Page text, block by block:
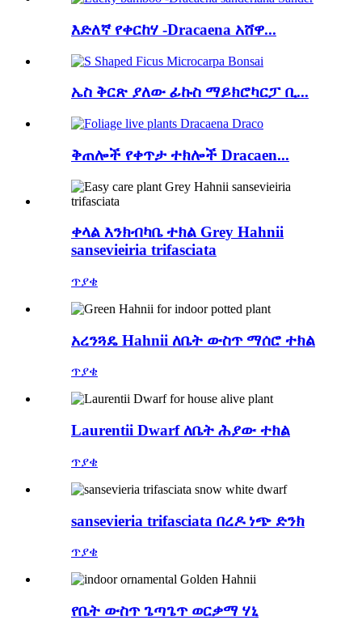
እድለኛ የቀርከሃ -Dracaena አሸዋ...
ኤስ ቅርጽ ያለው ፊኩስ ማይክሮካርፓ ቢ...
ቅጠሎች የቀጥታ ተክሎች Dracaen...
ቀላል እንክብካቤ ተክል Grey Hahnii
sansevieiria trifasciata
ጥያቄ
አረንጓዴ Hahnii ለቤት ውስጥ ማሰሮ ተክል
ጥያቄ
Laurentii Dwarf ለቤት ሕያው ተክል
ጥያቄ
sansevieria trifasciata በረዶ ነጭ ድንክ
ጥያቄ
የቤት ውስጥ ጌጣጌጥ ወርቃማ ሃኒ